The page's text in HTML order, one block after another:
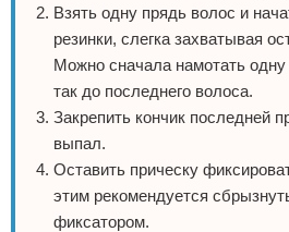
Взять одну прядь волос и
резинки, слегка захватывая
Можно сначала намотать
так до последнего волоса.
Закрепить кончик последней
выпал.
Оставить прическу
этим рекомендуется
фиксатором.